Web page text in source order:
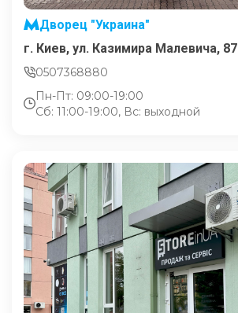
Дворец "Украина"
г. Киев, ул. Казимира Малевича, 87
0507368880
Пн-Пт: 09:00-19:00
Сб: 11:00-19:00, Вс: выходной